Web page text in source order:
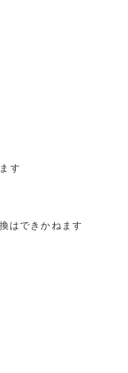
す
はできかねます